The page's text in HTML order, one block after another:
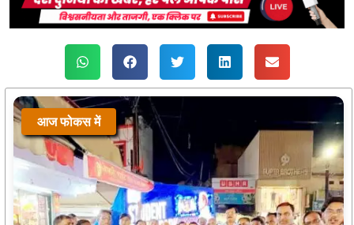
आज फोकस में